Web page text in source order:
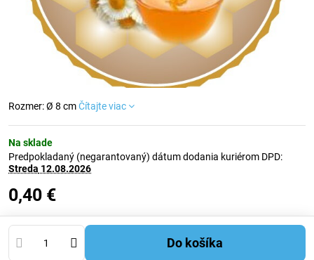
Rozmer: Ø 8 cmČítajte viac
Na sklade
Predpokladaný (negarantovaný) dátum dodania kuriérom DPD:
Streda 12.08.2026
0,40 €
Do košíka